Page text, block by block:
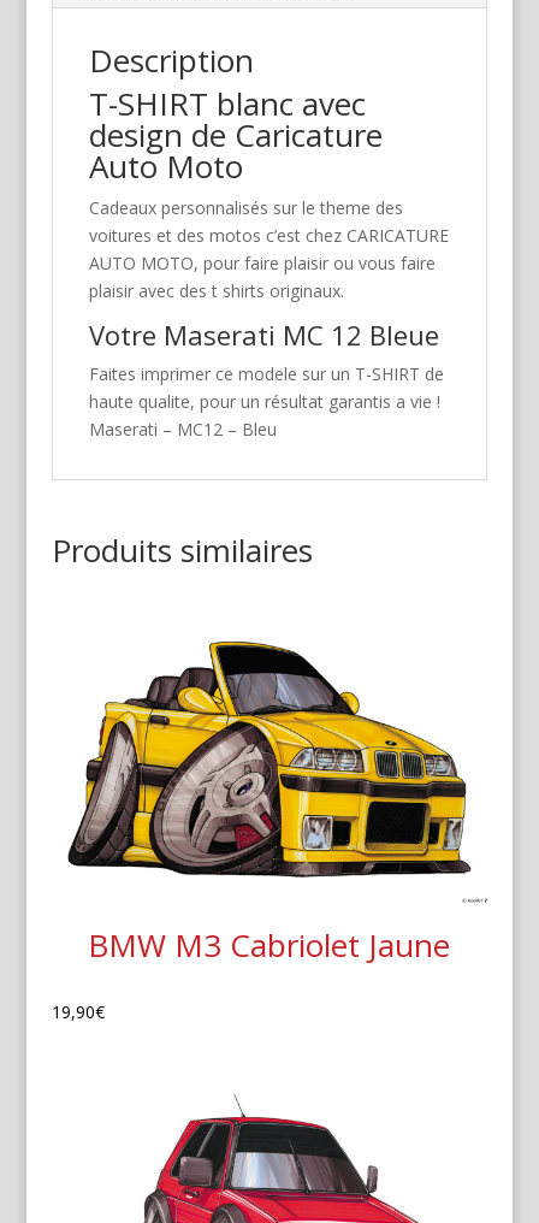
Description
T-SHIRT blanc avec
design de Caricature
Auto Moto
Cadeaux personnalisés sur le theme des
voitures et des motos c’est chez CARICATURE
AUTO MOTO, pour faire plaisir ou vous faire
plaisir avec des t shirts originaux.
Votre Maserati MC 12 Bleue
Faites imprimer ce modele sur un T-SHIRT de
haute qualite, pour un résultat garantis a vie !
Maserati – MC12 – Bleu
Produits similaires
BMW M3 Cabriolet Jaune
19,90€